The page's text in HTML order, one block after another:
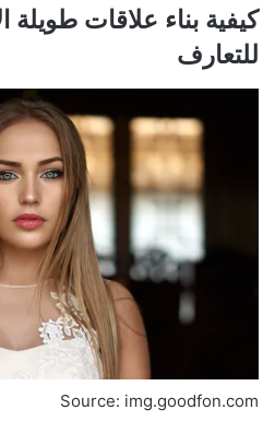
كيفية بناء علاقات طويلة
للتعارف
Source: img.goodfon.com